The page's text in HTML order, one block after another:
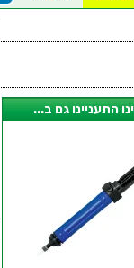
התעניינו גם ב...